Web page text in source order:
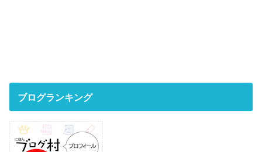
ブログランキング